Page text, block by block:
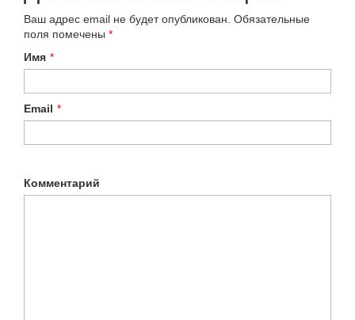
Ваш адрес email не будет опубликован. Обязательные
поля помечены *
Имя *
Email *
Комментарий